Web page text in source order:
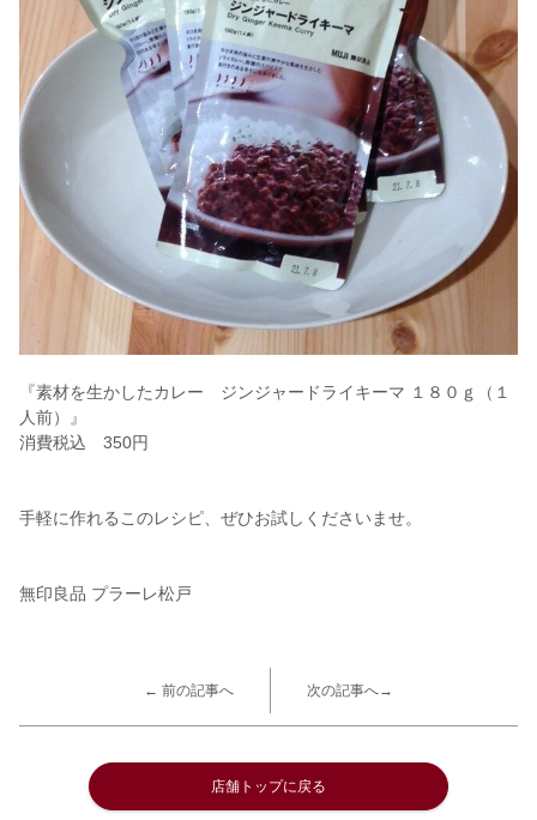
『素材を生かしたカレー ジンジャードライキーマ １８０ｇ（１
人前）』
消費税込 350円
手軽に作れるこのレシピ、ぜひお試しくださいませ。
無印良品 プラーレ松戸
← 前の記事へ 次の記事へ→
店舗トップに戻る